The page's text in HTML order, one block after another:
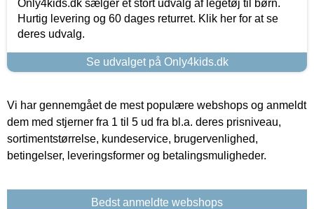
Only4kids.dk sælger et stort udvalg af legetøj til børn.
Hurtig levering og 60 dages returret. Klik her for at se
deres udvalg.
Se udvalget på Only4kids.dk
Vi har gennemgået de mest populære webshops og anmeldt
dem med stjerner fra 1 til 5 ud fra bl.a. deres prisniveau,
sortimentstørrelse, kundeservice, brugervenlighed,
betingelser, leveringsformer og betalingsmuligheder.
Bedst anmeldte webshops